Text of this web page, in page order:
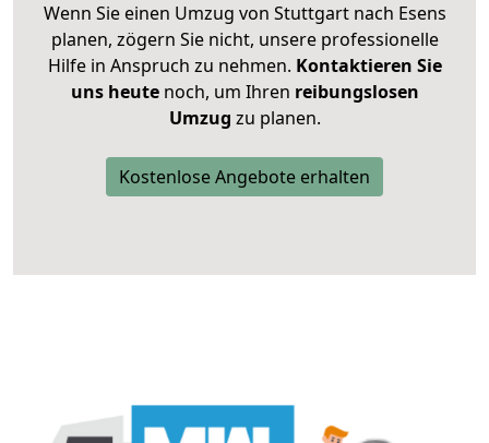
Wenn Sie einen Umzug von Stuttgart nach Esens
planen, zögern Sie nicht, unsere professionelle
Hilfe in Anspruch zu nehmen. Kontaktieren Sie
uns heutenoch, um Ihren reibungslosen
Umzug zu planen.
Kostenlose Angebote erhalten